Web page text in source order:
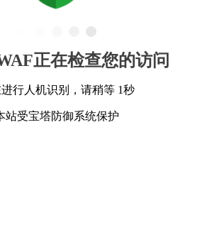
正在检查您的访问
行人机识别，请稍等 1秒
站受宝塔防御系统保护